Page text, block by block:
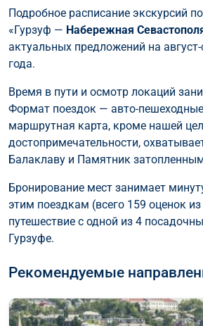
Подробное расписание экскурсий
«Гурзуф — Набережная
актуальных предложений на
года.
Время в пути и осмотр локаций
Формат поездок — авто-пешеходные
маршрутная карта, кроме нашей
достопримечательности,
Балаклаву и Памятник
Бронирование мест занимает
этим поездкам (всего 159 оценок
путешествие с одной из 4
Гурзуфе.
Рекомендуемые